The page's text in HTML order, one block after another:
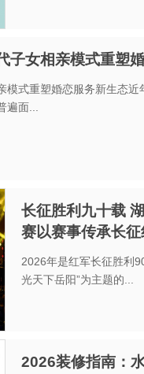
子女相亲模式重塑
模式重塑婚恋服务新生态
面...
长征胜利九十载
赛以赛事传承长
2026年是红军长征胜利
光天下岳阳”为主题的...
2026装修指南：